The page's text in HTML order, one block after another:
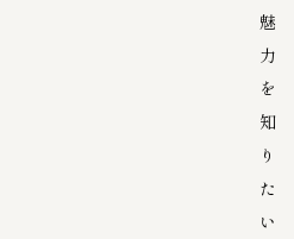
魅
力
を
知
り
た
い